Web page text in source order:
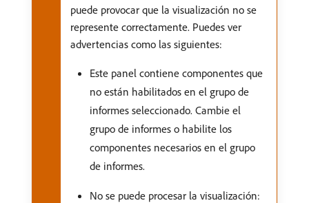
puede provocar que la visualización no se
represente correctamente. Puedes ver
advertencias como las siguientes:
Este panel contiene componentes que
no están habilitados en el grupo de
informes seleccionado. Cambie el
grupo de informes o habilite los
componentes necesarios en el grupo
de informes.
No se puede procesar la visualización: